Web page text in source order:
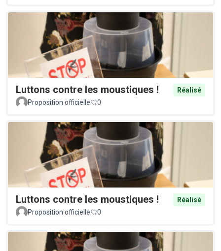
Luttons contre les moustiques !
Réalisé
Proposition officielle
0
Luttons contre les moustiques !
Réalisé
Proposition officielle
0